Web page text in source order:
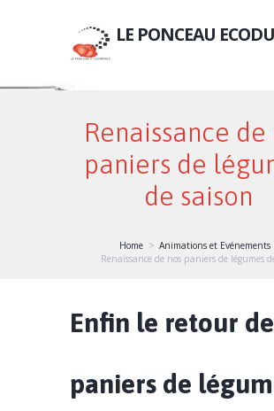
LE PONCEAU
Renaissance de
paniers de
de saison
Home
Animations et Evénements
Renaissance de nos paniers de légumes
Enfin le retour
paniers de